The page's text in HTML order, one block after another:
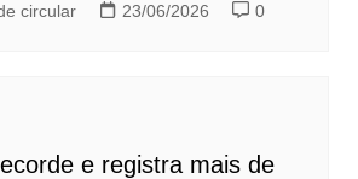
circular 23/06/2026 0
e registra mais de